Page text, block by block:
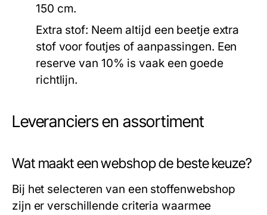
150 cm.
Extra stof: Neem altijd een beetje extra
stof voor foutjes of aanpassingen. Een
reserve van 10% is vaak een goede
richtlijn.
Leveranciers en assortiment
Wat maakt een webshop de beste keuze?
Bij het selecteren van een stoffenwebshop
zijn er verschillende criteria waarmee